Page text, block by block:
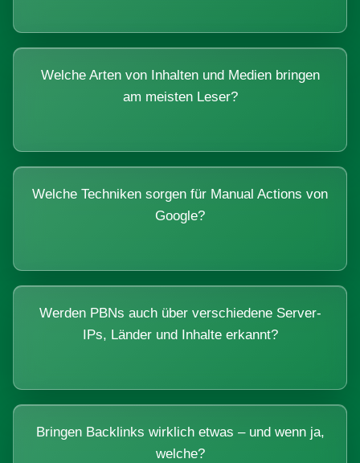
Welche Arten von Inhalten und Medien bringen
am meisten Leser?
Welche Techniken sorgen für Manual Actions von
Google?
Werden PBNs auch über verschiedene Server-
IPs, Länder und Inhalte erkannt?
Bringen Backlinks wirklich etwas – und wenn ja,
welche?